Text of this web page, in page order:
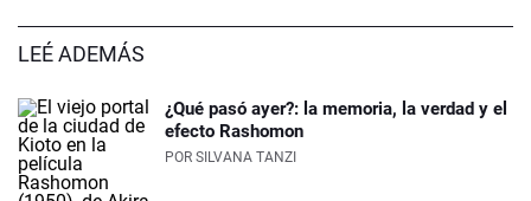
LEÉ ADEMÁS
¿Qué pasó ayer?: la memoria, la verdad y el
efecto Rashomon
POR SILVANA TANZI